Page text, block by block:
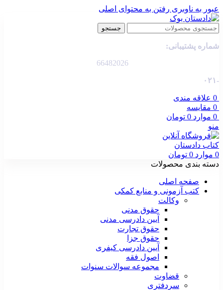
عبور به ناوبری رفتن به محتوای اصلی
جستجو
شماره پشتیبانی:
66482026
-۰۲۱
0 علاقه مندی
0 مقایسه
0 موارد 0 تومان
منو
0 موارد 0 تومان
دسته بندی محصولات
صفحه اصلی
کتب آزمونی و منابع کمکی
وکالت
حقوق مدنی
آیین دادرسی مدنی
حقوق تجارت
حقوق جزا
آیین دادرسی کیفری
اصول فقه
مجموعه سوالات سنوات
قضاوت
سردفتری